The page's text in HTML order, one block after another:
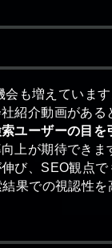
会も増えていま
紹介動画がある
ユーザーの目を
上が期待でき
び、SEO観点
果での視認性